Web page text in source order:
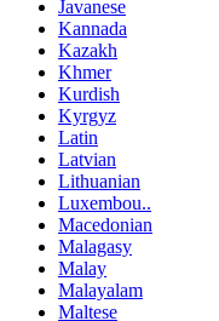
Javanese
Kannada
Kazakh
Khmer
Kurdish
Kyrgyz
Latin
Latvian
Lithuanian
Luxembou..
Macedonian
Malagasy
Malay
Malayalam
Maltese